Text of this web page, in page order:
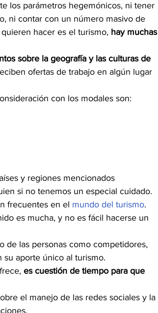
los parámetros hegemónicos, ni tener
ni contar con un número masivo de
hacer es el turismo, hay muchas
sobre la geografía y las culturas de
ofertas de trabajo en algún lugar
con los modales son:
y regiones mencionados
si no tenemos un especial cuidado.
frecuentes en el mundo del turismo.
es mucha, y no es fácil hacerse un
de las personas como competidores,
aporte único al turismo.
es cuestión de tiempo para que
el manejo de las redes sociales y la